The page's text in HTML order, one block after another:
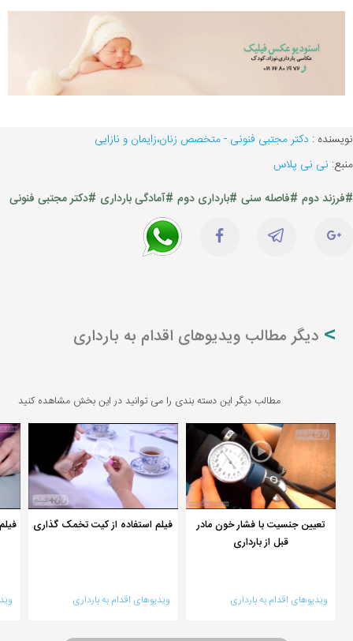
نویسنده : دکتر مجتبی فنونی - متخصص زنان،زایمان و نازایی
منبع: نی نی پلاس
#فرزند دوم #فاصله سنی #بارداری دوم #آمادگی بارداری #دکتر مجتبی فنونی
دیگر مطالب ویدیوهای اقدام به بارداری
مطالب دیگر این دسته بندی را می توانید در این بخش مشاهده کنید
تعیین جنسیت با فشار خون مادر
قبل از بارداری
ویدیوهای اقدام به بارداری
فیلم استفاده از کیت تخمک گذاری
ویدیوهای اقدام به بارداری